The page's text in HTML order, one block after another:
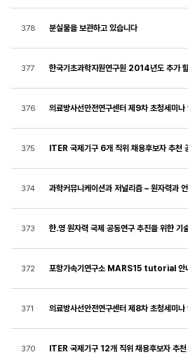
378 분실물을 보관하고 있습니다
377 한국기초과학지원연구원 2014년도 추가
376 의료방사선안전연구센터 제9차 초청세미나
375 ITER 국제기구 6개 직위 채용후보자 추천
374 과학커뮤니케이션과 저널리즘 – 원자력과
373 한.영 원자력 국제 공동연구 추진을 위한 기
372 포항가속기연구소 MARS15 tutorial
371 의료방사선안전연구센터 제8차 초청세미나
370 ITER 국제기구 12개 직위 채용후보자 추천